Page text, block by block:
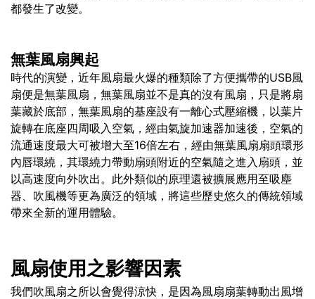
都發生了改變。
無葉風扇興起
時代的演變，近年風扇最火爆的種類除了方便攜帶的USB風
扇便是無葉風扇，無葉風扇並不是真的沒有風扇，只是將扇
葉藏於底部，無葉風扇的基座設有一離心式壓縮機，以葉片
旋轉在底座四周吸入空氣，經由氣旋加速器加速後，空氣的
流通速度最大可被增大至16倍左右，經由無葉風扇扇頭環形
內唇環繞，其環繞力帶動扇頭附近的空氣隨之進入扇頭，並
以高速度向外吹出。此外類似的原理還被擴展應用至吸塵
器、吹風機等更為廣泛的領域，將這些歷史悠久的傳統領域
帶來全新的運用體驗。
風扇使用之影響因素
我們吹風扇之所以會覺得涼快，是因為風扇扇葉轉動出風增